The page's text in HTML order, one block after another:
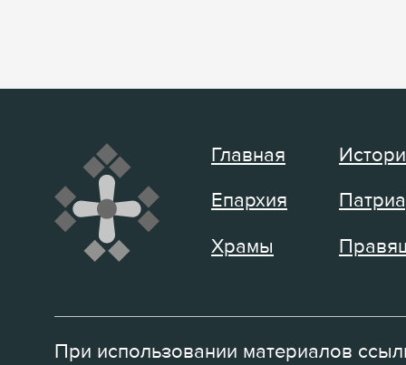
Главная
Епархия
Храмы
При использовании материалов